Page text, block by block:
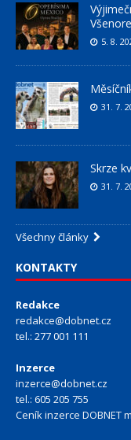
5. 8.
31. 7.
Skrze
31. 7.
Všechny články
KONTAKTY
Redakce
redakce@dobnet.cz
tel.: 277 001 111
Inzerce
inzerce@dobnet.cz
tel.: 605 205 755
Ceník inzerce DOBNET